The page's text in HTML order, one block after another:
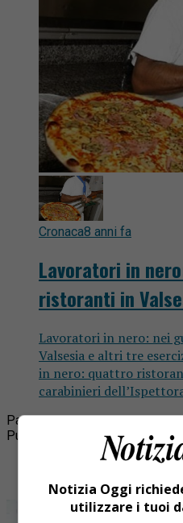
Cronaca8 anni fa
Lavoratori in
ristoranti in
Lavoratori in nero: nei
Valsesia e altri tre
in nero: quattro
carabinieri
Pagina 2 di 212
Pubblicità
Notizia Oggi
utilizzare i tuoi